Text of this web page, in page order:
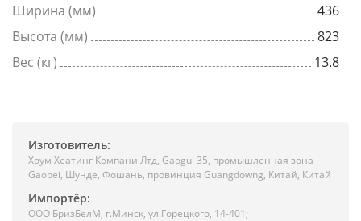
Ширина (мм)
436
Высота (мм)
823
Вес (кг)
13.8
Изготовитель:
Хоум Хеатинг Компани Лтд, Gaogui 35, промышленная зона
Gaobei, Шунде, Фошань, провинция Guangdowng, Китай, Китай
Импортёр:
ООО БризБелМ, г.Минск, ул.Горецкого, 14-401;